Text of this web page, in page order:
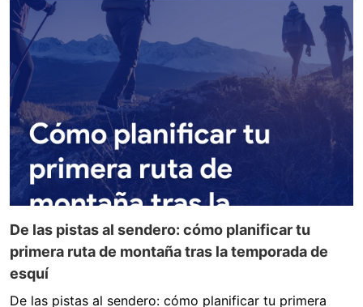
De las pistas al sendero: cómo planificar tu
primera ruta de montaña tras la temporada de
esquí
De las pistas al sendero: cómo planificar tu primera